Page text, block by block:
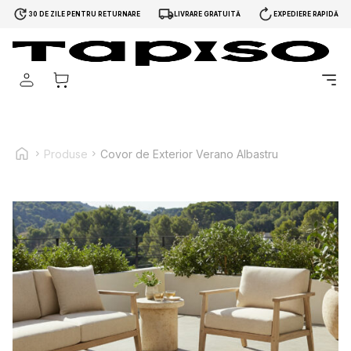
30 DE ZILE PENTRU RETURNARE LIVRARE GRATUITĂ EXPEDIERE RAPIDĂ
Produse Covor de Exterior Verano Albastru
Folosim cookie-uri pentru a personaliza conținutul și
publicitate și de analiză. Partenerii pot combina aceste
informații cu alte date primite de la tine sau obținute în timpul
Necesare
Cookie-urile necesare sunt esențiale pentru funcțiile de
bază ale site-ului și site-ul nu va funcționa corect fără ele.
Aceste cookie-uri nu stochează date care permit
identificarea persoanei.
Preferințe